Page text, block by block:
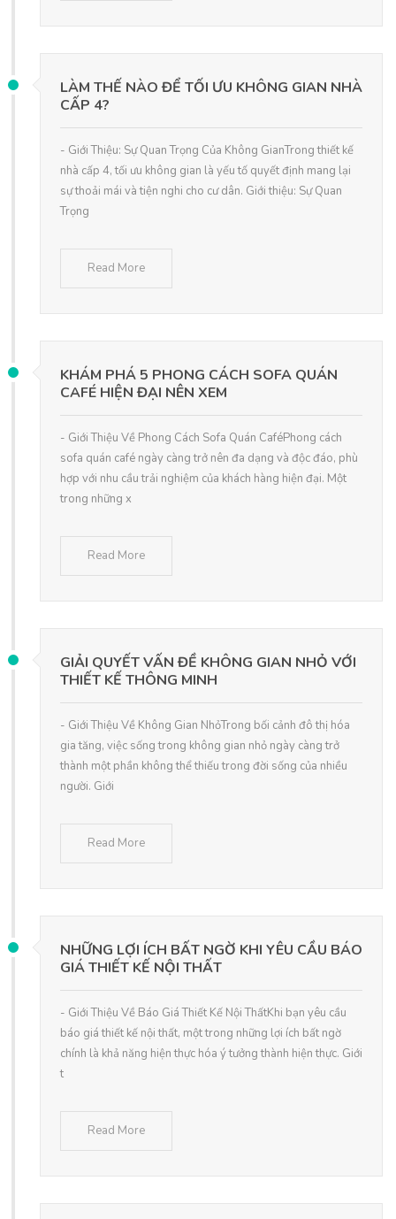
LÀM THẾ NÀO ĐỂ TỐI ƯU KHÔNG GIAN NHÀ
CẤP 4?
- Giới Thiệu: Sự Quan Trọng Của Không GianTrong thiết kế
nhà cấp 4, tối ưu không gian là yếu tố quyết định mang lại
sự thoải mái và tiện nghi cho cư dân. Giới thiệu: Sự Quan
Trọng
Read More
KHÁM PHÁ 5 PHONG CÁCH SOFA QUÁN
CAFÉ HIỆN ĐẠI NÊN XEM
- Giới Thiệu Về Phong Cách Sofa Quán CaféPhong cách
sofa quán café ngày càng trở nên đa dạng và độc đáo, phù
hợp với nhu cầu trải nghiệm của khách hàng hiện đại. Một
trong những x
Read More
GIẢI QUYẾT VẤN ĐỀ KHÔNG GIAN NHỎ VỚI
THIẾT KẾ THÔNG MINH
- Giới Thiệu Về Không Gian NhỏTrong bối cảnh đô thị hóa
gia tăng, việc sống trong không gian nhỏ ngày càng trở
thành một phần không thể thiếu trong đời sống của nhiều
người. Giới
Read More
NHỮNG LỢI ÍCH BẤT NGỜ KHI YÊU CẦU BÁO
GIÁ THIẾT KẾ NỘI THẤT
- Giới Thiệu Về Báo Giá Thiết Kế Nội ThấtKhi bạn yêu cầu
báo giá thiết kế nội thất, một trong những lợi ích bất ngờ
chính là khả năng hiện thực hóa ý tưởng thành hiện thực. Giới
t
Read More